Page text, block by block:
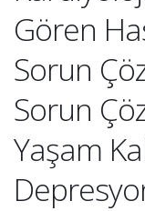
Gören
Sorun
Sorun
Yaşam